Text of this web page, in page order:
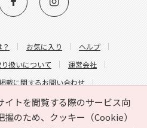
イトを閲覧する際のサービス向
のため、クッキー（Cookie）
お気に入り
ヘルプ
扱いについて
運営会社
載に関するお問い合わせ
関するお問い合わせ